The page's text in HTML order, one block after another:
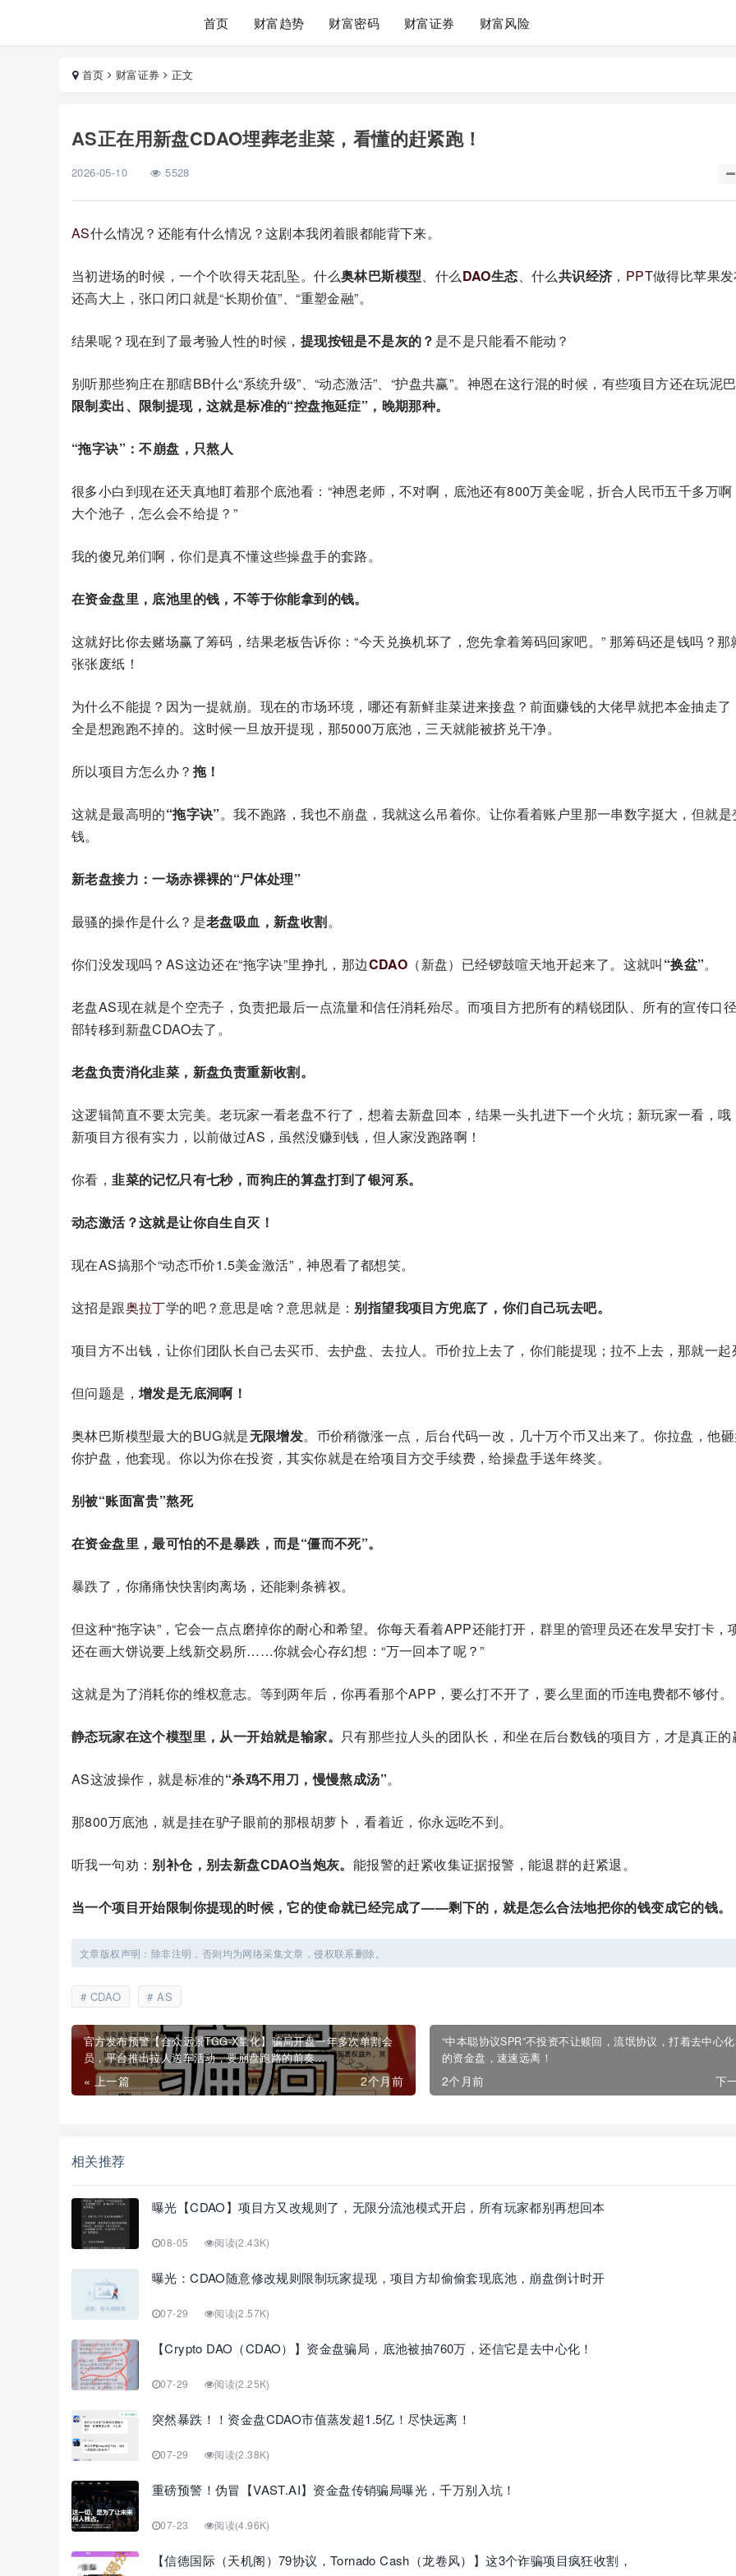
首页 财富趋势 财富密码 财富证券 财富风险
首页 财富证券 正文
AS正在用新盘CDAO埋葬老韭菜，看懂的赶紧跑！
2026-05-10 5528
AS什么情况？还能有什么情况？这剧本我闭着眼都能背下来。
当初进场的时候，一个个吹得天花乱坠。什么奥林巴斯模型、什么DAO生态、什么共识经济 ， PPT做得比苹果
还高大上，张口闭口就是“长期价值”、“重塑金融”。
结果呢？现在到了最考验人性的时候， 提现按钮是不是灰的？ 是不是只能看不能动？
别听那些狗庄在那瞎BB什么“系统升级”、“动态激活”、“护盘共赢”。神恩在这行混的时候，有些项目方还在玩泥巴
限制卖出、限制提现，这就是标准的“控盘拖延症”，晚期那种。
“拖字诀”：不崩盘，只熬人
很多小白到现在还天真地盯着那个底池看：“神恩老师，不对啊，底池还有800万美金呢，折合人民币五千多万啊
大个池子，怎么会不给提？”
我的傻兄弟们啊，你们是真不懂这些操盘手的套路。
在资金盘里，底池里的钱，不等于你能拿到的钱。
这就好比你去赌场赢了筹码，结果老板告诉你：“今天兑换机坏了，您先拿着筹码回家吧。” 那筹码还是钱吗？那
张张废纸！
为什么不能提？因为一提就崩。现在的市场环境，哪还有新鲜韭菜进来接盘？前面赚钱的大佬早就把本金抽走了
全是想跑跑不掉的。这时候一旦放开提现，那5000万底池，三天就能被挤兑干净。
所以项目方怎么办？ 拖！
这就是最高明的“拖字诀”。我不跑路，我也不崩盘，我就这么吊着你。让你看着账户里那一串数字挺大，但就是
钱。
新老盘接力：一场赤裸裸的“尸体处理”
最骚的操作是什么？是老盘吸血，新盘收割。
你们没发现吗？AS这边还在“拖字诀”里挣扎，那边CDAO （新盘）已经锣鼓喧天地开起来了。这就叫“换盆”。
老盘AS现在就是个空壳子，负责把最后一点流量和信任消耗殆尽。而项目方把所有的精锐团队、所有的宣传口
部转移到新盘CDAO去了。
老盘负责消化韭菜，新盘负责重新收割。
这逻辑简直不要太完美。老玩家一看老盘不行了，想着去新盘回本，结果一头扎进下一个火坑；新玩家一看，哦
新项目方很有实力，以前做过AS，虽然没赚到钱，但人家没跑路啊！
你看，韭菜的记忆只有七秒，而狗庄的算盘打到了银河系。
动态激活？这就是让你自生自灭！
现在AS搞那个“动态币价1.5美金激活”，神恩看了都想笑。
这招是跟奥拉丁学的吧？意思是啥？意思就是： 别指望我项目方兜底了，你们自己玩去吧。
项目方不出钱，让你们团队长自己去买币、去护盘、去拉人。币价拉上去了，你们能提现；拉不上去，那就一起
但问题是， 增发是无底洞啊！
奥林巴斯模型最大的BUG就是无限增发。币价稍微涨一点，后台代码一改，几十万个币又出来了。你拉盘，他砸
你护盘，他套现。你以为你在投资，其实你就是在给项目方交手续费，给操盘手送年终奖。
别被“账面富贵”熬死
在资金盘里，最可怕的不是暴跌，而是“僵而不死”。
暴跌了，你痛痛快快割肉离场，还能剩条裤衩。
但这种“拖字诀”，它会一点点磨掉你的耐心和希望。你每天看着APP还能打开，群里的管理员还在发早安打卡，
还在画大饼说要上线新交易所……你就会心存幻想：“万一回本了呢？”
这就是为了消耗你的维权意志。等到两年后，你再看那个APP，要么打不开了，要么里面的币连电费都不够付。
静态玩家在这个模型里，从一开始就是输家。 只有那些拉人头的团队长，和坐在后台数钱的项目方，才是真正的
AS这波操作，就是标准的“杀鸡不用刀，慢慢熬成汤”。
那800万底池，就是挂在驴子眼前的那根胡萝卜，看着近，你永远吃不到。
听我一句劝： 别补仓，别去新盘CDAO当炮灰。 能报警的赶紧收集证据报警，能退群的赶紧退。
当一个项目开始限制你提现的时候，它的使命就已经完成了——剩下的，就是怎么合法地把你的钱变成它的钱。
文章版权声明：除非注明，否则均为网络采集文章，侵权联系删除。
CDAO AS
官方发布预警【合众远景TGG-X量化】骗局开盘一年多次单割会
员，平台推出拉人送车活动，要崩盘跑路的前奏…
« 上一篇 2个月前
“中本聪协议SPR”不投资不让赎回，流氓协议，打着去中心
的资金盘，速速远离！
下
2个月前
相关推荐
曝光【CDAO】项目方又改规则了，无限分流池模式开启，所有玩家都别再想回本
08-05 阅读(2.43K)
曝光：CDAO随意修改规则限制玩家提现，项目方却偷偷套现底池，崩盘倒计时开
07-29 阅读(2.57K)
【Crypto DAO（CDAO）】资金盘骗局，底池被抽760万，还信它是去中心化！
07-29 阅读(2.25K)
突然暴跌！！资金盘CDAO市值蒸发超1.5亿！尽快远离！
07-29 阅读(2.38K)
重磅预警！伪冒【VAST.AI】资金盘传销骗局曝光，千万别入坑！
07-23 阅读(4.96K)
【信德国际（天机阁）79协议，Tornado Cash（龙卷风）】这3个诈骗项目疯狂收割，